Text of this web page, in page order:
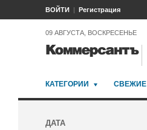
ВОЙТИ Регистрация
09 АВГУСТА, ВОСКРЕСЕНЬЕ
КАТЕГОРИИ СВЕЖИЕ
ДАТА